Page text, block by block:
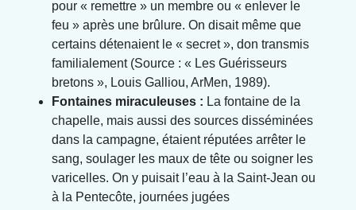
pour « remettre » un membre ou « enlever le
feu » après une brûlure. On disait même que
certains détenaient le « secret », don transmis
familialement (Source : « Les Guérisseurs
bretons », Louis Galliou, ArMen, 1989).
Fontaines miraculeuses : La fontaine de la
chapelle, mais aussi des sources disséminées
dans la campagne, étaient réputées arrêter le
sang, soulager les maux de tête ou soigner les
varicelles. On y puisait l’eau à la Saint-Jean ou
à la Pentecôte, journées jugées